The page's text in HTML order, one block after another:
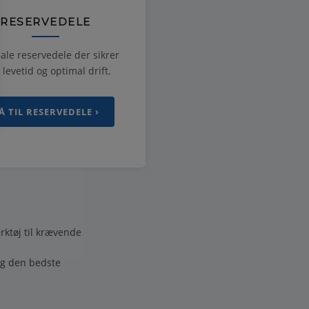
RESERVEDELE
reservedele der sikrer
levetid og optimal drift.
TIL RESERVEDELE ›
til krævende
den bedste